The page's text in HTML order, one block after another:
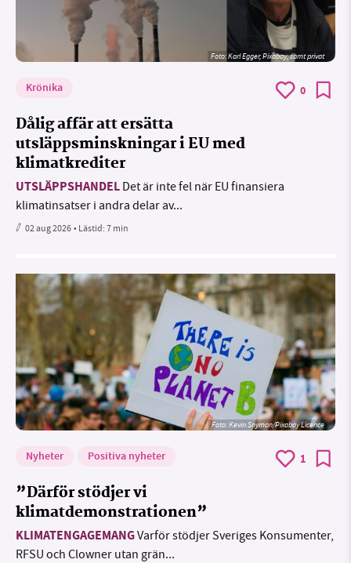
Foto:Karl Egger, Pixabay, samt privat
Krönika 0
Dålig affär att ersätta
utsläppsminskningar i EU med
klimatkrediter
UTSLÄPPSHANDEL Det är inte fel när EU finansiera
klimatinsatser i andra delar av...
02 aug 2026• Lästid:7 min
Foto:Kevin Snyman/Pixabay Licence
Nyheter Positiva nyheter 1
”Därför stödjer vi
klimatdemonstrationen”
KLIMATENGAGEMANGVarför stödjer Sveriges Konsumenter,
RFSU och Clowner utan grän...